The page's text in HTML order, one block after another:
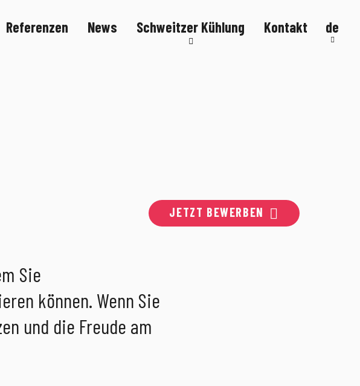
Referenzen News
Schweitzer Kühlung
Kontakt de
JETZT BEWERBEN
Sie
können. Wenn Sie
und die Freude am